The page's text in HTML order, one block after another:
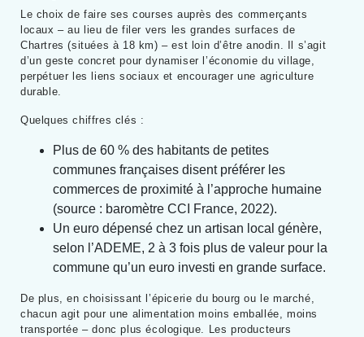
Le choix de faire ses courses auprès des commerçants
locaux – au lieu de filer vers les grandes surfaces de
Chartres (situées à 18 km) – est loin d’être anodin. Il s’agit
d’un geste concret pour dynamiser l’économie du village,
perpétuer les liens sociaux et encourager une agriculture
durable.
Quelques chiffres clés :
Plus de 60 % des habitants de petites
communes françaises disent préférer les
commerces de proximité à l’approche humaine
(source : baromètre CCI France, 2022).
Un euro dépensé chez un artisan local génère,
selon l’ADEME, 2 à 3 fois plus de valeur pour la
commune qu’un euro investi en grande surface.
De plus, en choisissant l’épicerie du bourg ou le marché,
chacun agit pour une alimentation moins emballée, moins
transportée – donc plus écologique. Les producteurs